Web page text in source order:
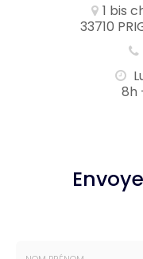
1 bis
33710
8h